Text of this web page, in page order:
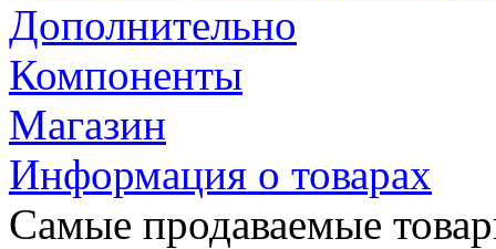
Дополнительно
Компоненты
Магазин
Информация о товарах
Самые продаваемые